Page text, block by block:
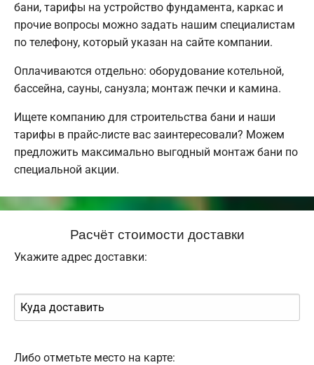
бани, тарифы на устройство фундамента, каркас и
прочие вопросы можно задать нашим специалистам
по телефону, который указан на сайте компании.
Оплачиваются отдельно: оборудование котельной,
бассейна, сауны, санузла; монтаж печки и камина.
Ищете компанию для строительства бани и наши
тарифы в прайс-листе вас заинтересовали? Можем
предложить максимально выгодный монтаж бани по
специальной акции.
Расчёт стоимости доставки
Укажите адрес доставки:
Либо отметьте место на карте: